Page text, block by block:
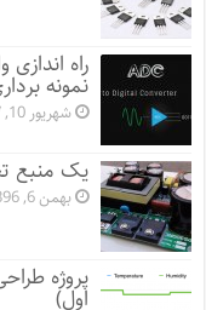
نمونه
شهریور 10, 1397
یک منبع
بهمن 6, 1396
پروژه
اول)